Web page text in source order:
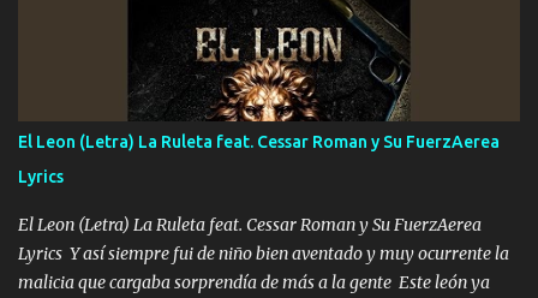
seguiré esperando hasta volvernos a vernos El recuerdo que yo
tengo de mi mente no se va, en mi corazón me llevo lo mismo que
tu papá, a veces me pongo triste porque no puedo mirarte, mas se
que tu me escuchas porque tu eres mi gran ángel, El desespero me
llega para reunirme contigo, tu iluminas mi sendero por siempre
serás mi niño, del amor que yo te tengo es co...
El Leon (Letra) La Ruleta feat. Cessar Roman y Su FuerzAerea
Lyrics
El Leon (Letra) La Ruleta feat. Cessar Roman y Su FuerzAerea
Lyrics Y así siempre fui de niño bien aventado y muy ocurrente la
malicia que cargaba sorprendía de más a la gente Este león ya